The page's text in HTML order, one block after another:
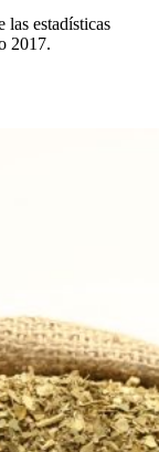
las estadísticas
2017.